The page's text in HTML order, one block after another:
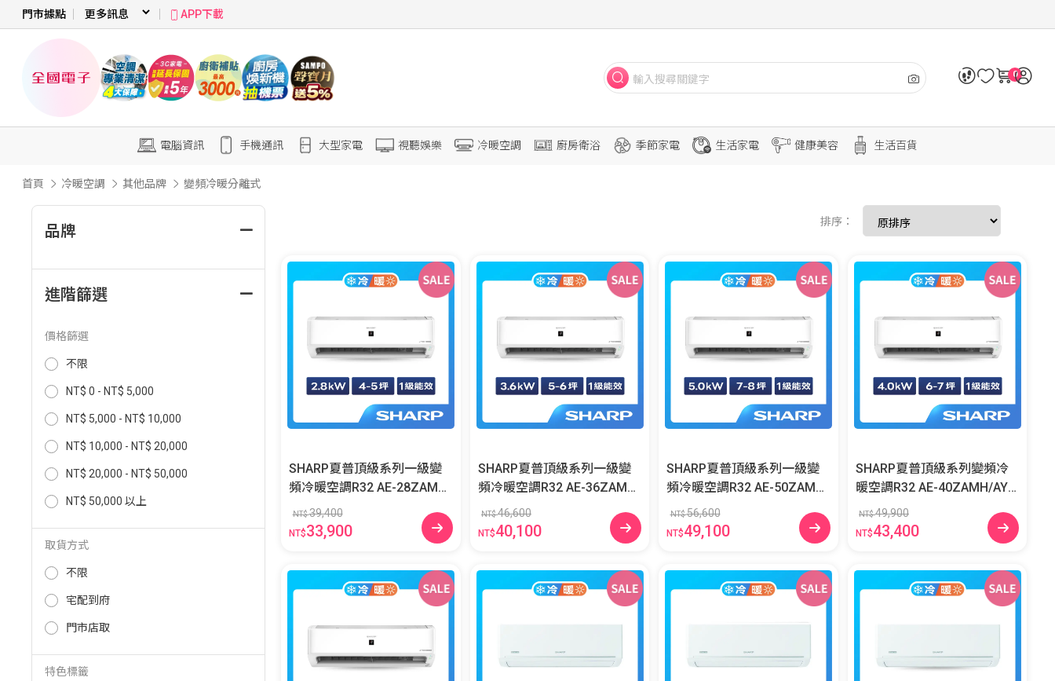
門市據點 APP下載
0
電腦資訊 手機通訊 大型家電 視聽娛樂 冷暖空調 廚房衛浴 季節家電 生活家電 健康美容 生活百貨
首頁 冷暖空調 其他品牌 變頻冷暖分離式
品牌
進階篩選
價格篩選
不限
NT$ 0 - NT$ 5,000
NT$ 5,000 - NT$ 10,000
NT$ 10,000 - NT$ 20,000
NT$ 20,000 - NT$ 50,000
NT$ 50,000 以上
取貨方式
不限
宅配到府
門市店取
特色標籤
排序：
SHARP夏普頂級系列一級變
頻冷暖空調R32 AE-28ZAMH/
AY-28ZAMH-W
NT$39,400
NT$33,900
SHARP夏普頂級系列一級變
頻冷暖空調R32 AE-36ZAMH/
AY-36ZAMH-W
NT$46,600
NT$40,100
SHARP夏普頂級系列一級變
頻冷暖空調R32 AE-50ZAMH/
AY-50ZAMH-W
NT$56,600
NT$49,100
SHARP夏普頂級系列變頻冷
暖空調R32 AE-40ZAMH/AY-4
0ZAMH-W
NT$49,900
NT$43,400